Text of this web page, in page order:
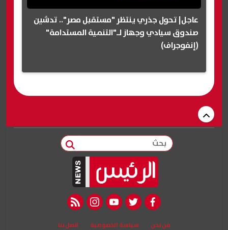
عاجل| تحول جذري ينتظر "مستقبل مصر".. تدشين
صندوق سيادي وجهاز لـ"التنمية المستدامة"
(إنفوجراف)
بحث
facebook
twitter
youtube
instagram
rss feed
من نحن سياسة الخصوصية اتصل بنا